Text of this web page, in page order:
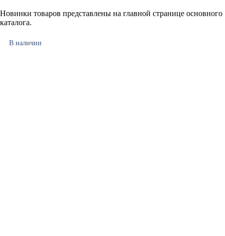
Новинки товаров представлены на главной странице основного
каталога.
В наличии